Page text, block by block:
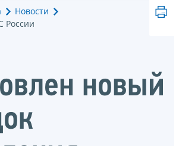
Новости
России
новый